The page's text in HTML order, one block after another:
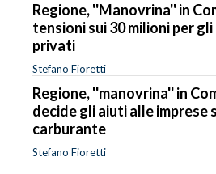
Regione, ''Manovrina'' in
tensioni sui 30 milioni per
privati
Stefano Fioretti
Regione, ''manovrina'' in
decide gli aiuti alle imprese
carburante
Stefano Fioretti